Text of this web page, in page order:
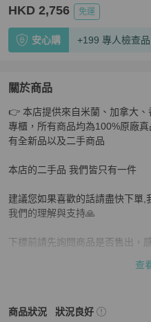
HKD 2,756 免運
安心購 +199 專人檢查
關於商品
關於Gucci 長袖休閒上衣 S很
👉 本店提供來自米蘭、加拿大
專櫃，所有商品均為100%原廠
有全新品以及二手商品
本店的二手品 我們皆只有一件
建議您如果喜歡的話請盡快下單
我們的理解與支持🙏
下標前請先詢問商品是否售出
查
商品狀況
Gucci女裝 商品狀態與細節
狀況良好